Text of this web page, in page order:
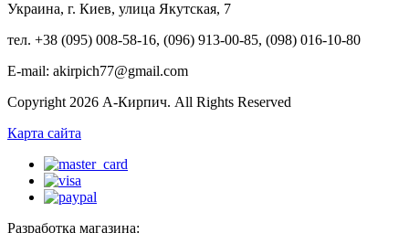
Украина, г. Киев, улица Якутская, 7
тел. +38 (095) 008-58-16, (096) 913-00-85, (098) 016-10-80
E-mail: akirpich77@gmail.com
Copyright 2026 А-Кирпич. All Rights Reserved
Карта сайта
Разработка магазина: